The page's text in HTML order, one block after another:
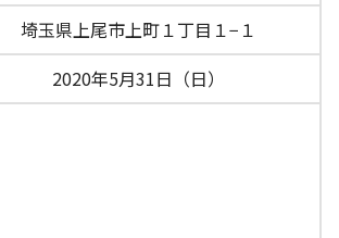
埼玉県上尾市上町１丁目１−１
2020年5月31日（日）